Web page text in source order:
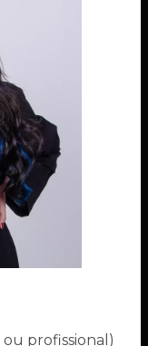
profissional)